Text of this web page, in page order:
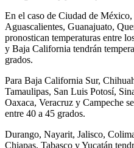
En el caso de Ciudad de
Aguascalientes, Guanajuato,
pronostican temperaturas entre
y Baja California tendrán
grados.
Para Baja California Sur,
Tamaulipas, San Luis Potosí,
Oaxaca, Veracruz y Campeche
entre 40 a 45 grados.
Durango, Nayarit, Jalisco,
Chiapas, Tabasco y Yucatán